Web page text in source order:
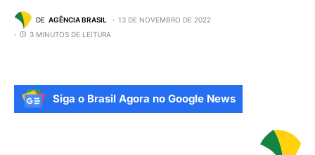
DE AGÊNCIA BRASIL
13 DE NOVEMBRO DE 2022
3 MINUTOS DE LEITURA
Siga o Brasil Agora no Google News